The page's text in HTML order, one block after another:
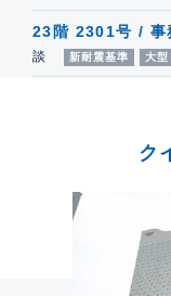
23階 2301号 /
談
新耐震基準 大型
ク